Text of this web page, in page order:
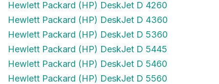
Hewlett Packard (HP) DeskJet D 4260
Hewlett Packard (HP) DeskJet D 4360
Hewlett Packard (HP) DeskJet D 5360
Hewlett Packard (HP) DeskJet D 5445
Hewlett Packard (HP) DeskJet D 5460
Hewlett Packard (HP) DeskJet D 5560